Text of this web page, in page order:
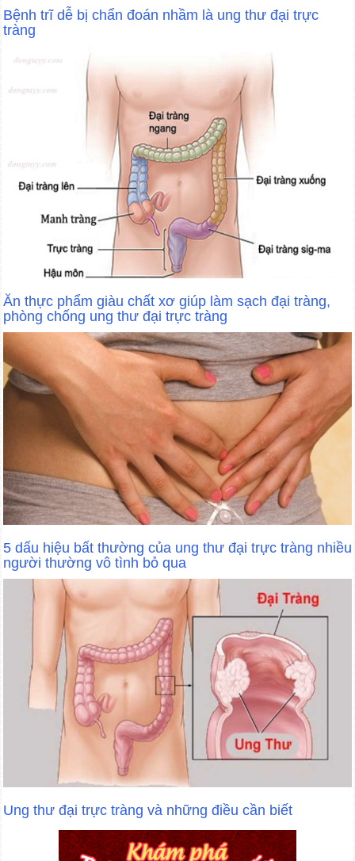
Bệnh trĩ dễ bị chẩn đoán nhầm là ung thư đại trực
tràng
Ăn thực phẩm giàu chất xơ giúp làm sạch đại tràng,
phòng chống ung thư đại trực tràng
5 dấu hiệu bất thường của ung thư đại trực tràng nhiều
người thường vô tình bỏ qua
Ung thư đại trực tràng và những điều cần biết